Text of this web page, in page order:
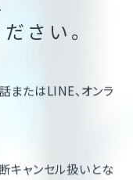
さい。
またはLINE、オンラ
ャンセル扱いとな